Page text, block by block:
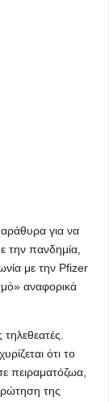
για να
την πανδημία,
με την Pfizer
αναφορικά
ότι το
πειραματόζωα,
της